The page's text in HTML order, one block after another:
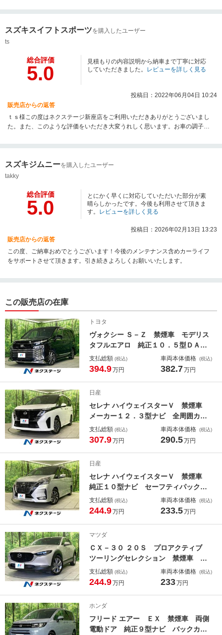
スズキスイフトスポーツを購入したユーザー
ts
総合評価
5.0
見積もりの内容説明から納車まで丁寧に対応
していただきました。 レビューを詳しく見る
投稿日：2022年06月04日 10:24
販売店からの返答
ｔｓ様この度はネクステージ新座店をご利用いただきありがとうございまし
た。また、このような評価をいただき大変うれしく思います。お車の調子は
いませ。今後ともよろしくお願いいたします。
スズキジムニーを購入したユーザー
takky
総合評価
5.0
とにかく早くに対応していただいた部分が素
晴らしかったです。今後も利用させて頂きま
す。 レビューを詳しく見る
投稿日：2026年02月13日 13:23
販売店からの返答
この度、ご納車おめでとうございます！今後のメンテナンス含めカーライフ
をサポートさせて頂きます。引き続きよろしくお願いいたします。
この販売店の在庫
トヨタ
ヴォクシー Ｓ－Ｚ 禁煙車 モデリス
タフルエアロ 純正１０．５型ＤＡ
＋ 快適利便パッケージＨｇｉｈ 中
席オットマンシート ハンズフリー両
リングヒーター
支払総額 (税込)
394.9万円
車両本体価格 (税込)
382.7万円
日産
セレナ ハイウェイスターＶ 禁煙車
メーカー１２．３型ナビ 全周囲カメ
ラ プロパイロット インテリジェン
トルームミラー ハンズフリー両側電
ランプ 純正１６ＡＷ
支払総額 (税込)
307.9万円
車両本体価格 (税込)
290.5万円
日産
セレナ ハイウェイスターＶ 禁煙車
純正１０型ナビ セーフティパック
Ｂ 全周囲カメラ プロパイロット
ハンズフリー両側電動スライドドア
ルミ リアオートエアコン
支払総額 (税込)
244.9万円
車両本体価格 (税込)
233.5万円
マツダ
ＣＸ－３０ ２０Ｓ プロアクティブ
ツーリングセレクション 禁煙車
８．８型マツダコネクトナビ 全周囲
カメラ 黒革シート パワーシート
ランプ 全車速追従機能付レーダーク
ルーズ フルセグＴＶ
支払総額 (税込)
244.9万円
車両本体価格 (税込)
233万円
ホンダ
フリード エアー ＥＸ 禁煙車 両側
電動ドア 純正９型ナビ バックカメ